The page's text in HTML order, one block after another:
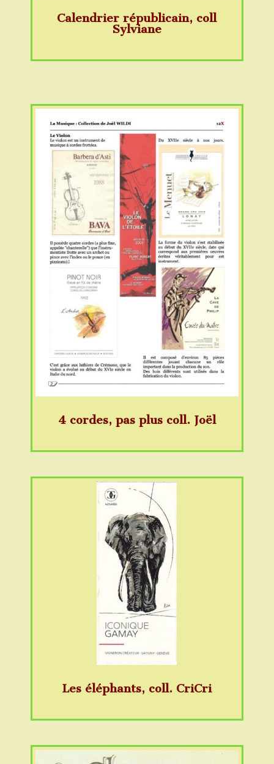
Calendrier républicain, coll
Sylviane
4 cordes, pas plus coll. Joël
Les éléphants, coll. CriCri